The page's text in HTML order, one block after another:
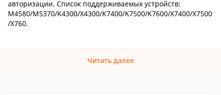
авторизации. Список поддерживаемых устройств:
M4580/M5370/K4300/X4300/K7400/K7500/K7600/X7400/X7500
/X760.
Читать далее